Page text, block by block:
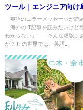
ツール｜エンジニア向け
イズ&文法練習ツール
「英語のエラーメッセージが読
「海外のIT記事を読みたいけど
わからない」——そんな経験は
か？ ITの世界では、英語...